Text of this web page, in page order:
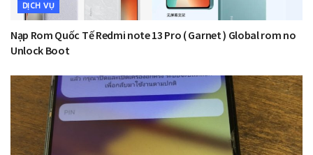
DỊCH VỤ
Nạp Rom Quốc Tế Redmi note 13 Pro ( Garnet ) Global rom no
Unlock Boot